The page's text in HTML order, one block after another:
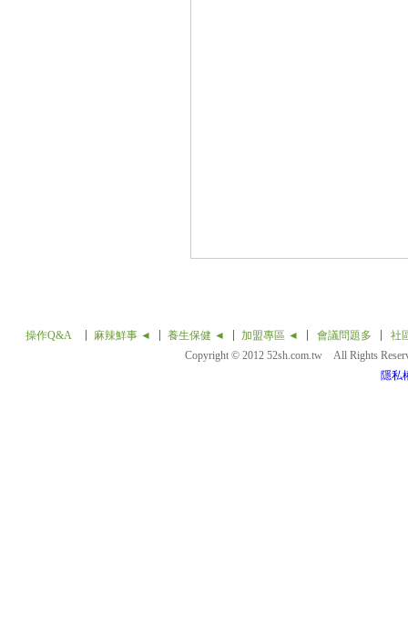
操作Q&A 麻辣鮮事 ◄ 養生保健 ◄ 加盟專區 ◄ 會議問題多
社
Copyright © 2012 52sh.com.tw All Rights
隱私